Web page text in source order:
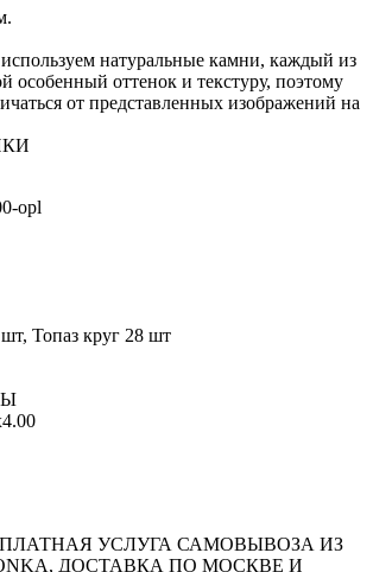
натуральные камни, каждый из
особенный оттенок и текстуру, поэтому
от представленных изображений на
opl
Топаз круг 28 шт
УСЛУГА САМОВЫВОЗА ИЗ
ДОСТАВКА ПО МОСКВЕ И